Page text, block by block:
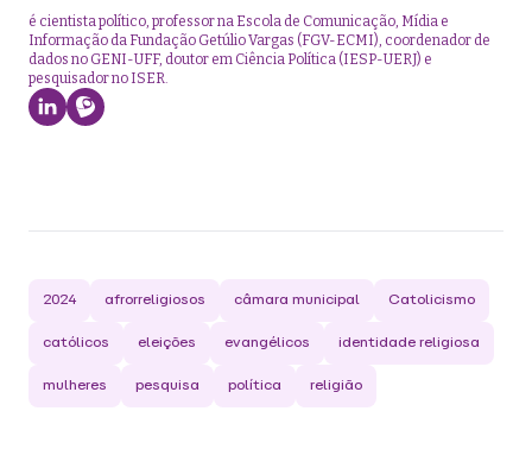
é cientista político, professor na Escola de Comunicação, Mídia e
Informação da Fundação Getúlio Vargas (FGV-ECMI), coordenador de
dados no GENI-UFF, doutor em Ciência Política (IESP-UERJ) e
pesquisador no ISER.
2024 afrorreligiosos câmara municipal Catolicismo
católicos eleições evangélicos identidade religiosa
mulheres pesquisa política religião